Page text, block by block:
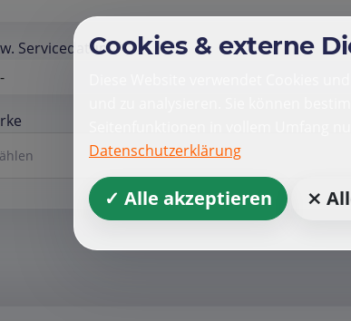
Servicedatum *Cookies & externe
Diese Website verwendet Cookies
Datenschutzerklärung
✓ Alle akzeptieren ⨯